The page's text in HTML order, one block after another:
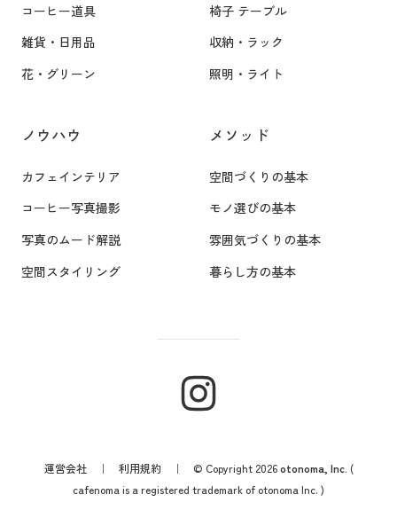
コーヒー道具
雑貨・日用品
花・グリーン
椅子 テーブル
収納・ラック
照明・ライト
ノウハウ
カフェインテリア
コーヒー写真撮影
写真のムード解説
空間スタイリング
メソッド
空間づくりの基本
モノ選びの基本
雰囲気づくりの基本
暮らし方の基本
運営会社｜ 利用規約 ｜ © Copyright 2026otonoma, Inc. (
cafenoma is a registered trademark of otonoma Inc. )